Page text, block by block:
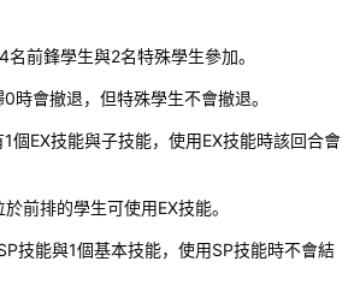
前鋒學生與2名特殊學生參加。
時會撤退，但特殊學生不會撤退。
個EX技能與子技能，使用EX技能時該回合會
前排的學生可使用EX技能。
技能與1個基本技能，使用SP技能時不會結